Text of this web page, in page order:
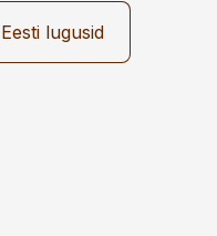
lugusid